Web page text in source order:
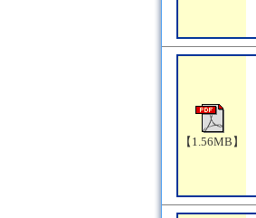
【1.56MB】